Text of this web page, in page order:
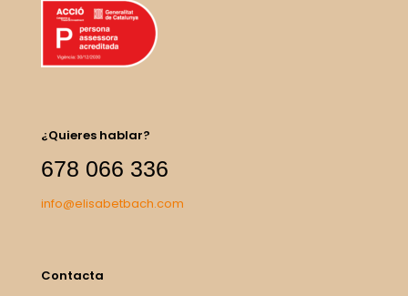
¿Quieres hablar?
678 066 336
info@elisabetbach.com
Contacta